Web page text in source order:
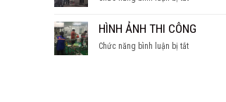
nước
ngọt
SÚC
LÒ
HƠI
DẠNG
HƠI
HÌNH ẢNH THI CÔNG
Chức năng bình luận bị tắtở